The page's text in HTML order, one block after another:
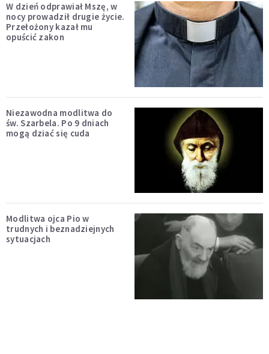
W dzień odprawiał Mszę, w
nocy prowadził drugie życie.
Przełożony kazał mu
opuścić zakon
Niezawodna modlitwa do
św. Szarbela. Po 9 dniach
mogą dziać się cuda
Modlitwa ojca Pio w
trudnych i beznadziejnych
sytuacjach